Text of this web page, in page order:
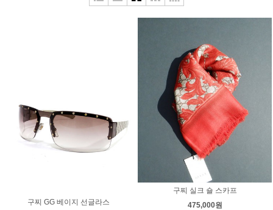
구찌 GG 베이지 선글라스
구찌 실크 숄 스카프
475,000원